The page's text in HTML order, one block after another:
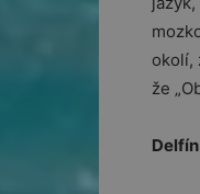
okolí,
že